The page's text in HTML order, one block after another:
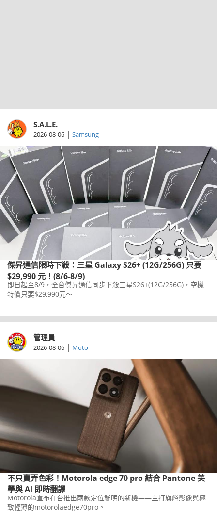
S.A.L.E.
2026-08-06 | Samsung
傑昇通信限時下殺：三星 Galaxy S26+ (12G/256G) 只要
$29,990 元！(8/6-8/9)
即日起至8/9，全台傑昇通信同步下殺三星S26+(12G/256G)，空機
特價只要$29,990元～
管理員
2026-08-06 | Moto
不只賣弄色彩！Motorola edge 70 pro 結合 Pantone 美
學與 AI 即時翻譯
Motorola宣布在台推出兩款定位鮮明的新機——主打旗艦影像與極
致輕薄的motorolaedge70pro。